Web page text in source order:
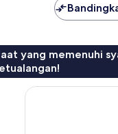
yang memenuhi